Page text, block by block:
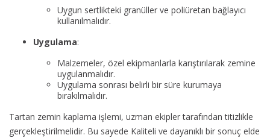
Uygun sertlikteki granüller ve poliüretan bağlayıcı
kullanılmalıdır.
Uygulama:
Malzemeler, özel ekipmanlarla karıştırılarak zemine
uygulanmalıdır.
Uygulama sonrası belirli bir süre kurumaya
bırakılmalıdır.
Tartan zemin kaplama işlemi, uzman ekipler tarafından titizlikle
gerçekleştirilmelidir. Bu sayede Kaliteli ve dayanıklı bir sonuç elde